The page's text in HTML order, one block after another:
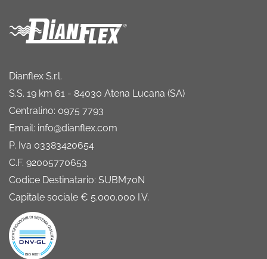
Dianflex S.r.l.
S.S. 19 km 61 - 84030 Atena Lucana (SA)
Centralino: 0975 7793
Email: info@dianflex.com
P. Iva 03383420654
C.F. 92005770653
Codice Destinatario: SUBM70N
Capitale sociale € 5.000.000 I.V.